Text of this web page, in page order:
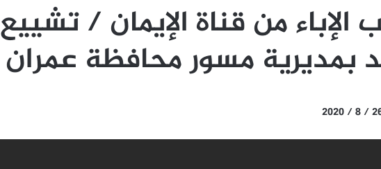
الإباء من قناة الإيمان / تشييع
بمديرية مسور محافظة عمران